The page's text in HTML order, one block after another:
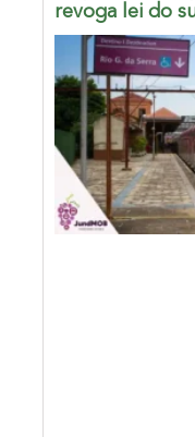
revoga lei do